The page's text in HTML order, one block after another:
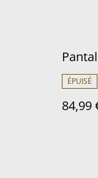
ÉPUISÉ
84,99